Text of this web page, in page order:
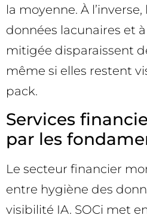
la moyenne. À
données lacunaires et
mitigée disparaissent
même si elles restent
pack.
Services
par les
Le secteur financier
entre hygiène des
visibilité IA. SOCi met